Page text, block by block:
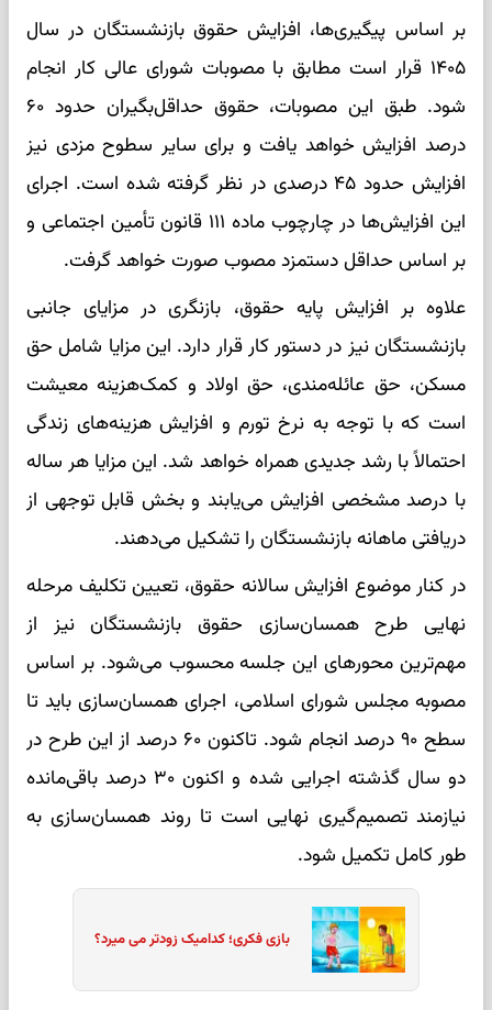
بر اساس پیگیری‌ها، افزایش حقوق بازنشستگان در سال
۱۴۰۵ قرار است مطابق با مصوبات شورای عالی کار انجام
شود. طبق این مصوبات، حقوق حداقل‌بگیران حدود ۶۰
درصد افزایش خواهد یافت و برای سایر سطوح مزدی نیز
افزایش حدود ۴۵ درصدی در نظر گرفته شده است. اجرای
این افزایش‌ها در چارچوب ماده ۱۱۱ قانون تأمین اجتماعی و
بر اساس حداقل دستمزد مصوب صورت خواهد گرفت.
علاوه بر افزایش پایه حقوق، بازنگری در مزایای جانبی
بازنشستگان نیز در دستور کار قرار دارد. این مزایا شامل حق
مسکن، حق عائله‌مندی، حق اولاد و کمک‌هزینه معیشت
است که با توجه به نرخ تورم و افزایش هزینه‌های زندگی
احتمالاً با رشد جدیدی همراه خواهد شد. این مزایا هر ساله
با درصد مشخصی افزایش می‌یابند و بخش قابل توجهی از
دریافتی ماهانه بازنشستگان را تشکیل می‌دهند.
در کنار موضوع افزایش سالانه حقوق، تعیین تکلیف مرحله
نهایی طرح همسان‌سازی حقوق بازنشستگان نیز از
مهم‌ترین محورهای این جلسه محسوب می‌شود. بر اساس
مصوبه مجلس شورای اسلامی، اجرای همسان‌سازی باید تا
سطح ۹۰ درصد انجام شود. تاکنون ۶۰ درصد از این طرح در
دو سال گذشته اجرایی شده و اکنون ۳۰ درصد باقی‌مانده
نیازمند تصمیم‌گیری نهایی است تا روند همسان‌سازی به
طور کامل تکمیل شود.
بازی فکری؛ کدامیک زودتر می میرد؟